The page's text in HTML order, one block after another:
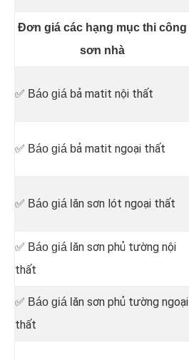
Đơn giá các hạng mục thi công
sơn nhà
✅ Báo giá bả matit nội thất
✅ Báo giá bả matit ngoại thất
✅ Báo giá l ăn sơn lót ngoại thất
✅ Báo giá l ăn sơn phủ tường nội
thất
✅ Báo giá l ăn sơn phủ tường ngoại
thất